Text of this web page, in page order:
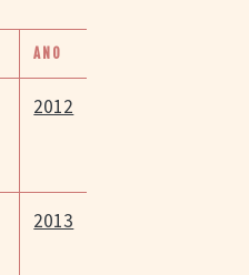
ANO
2012
2013